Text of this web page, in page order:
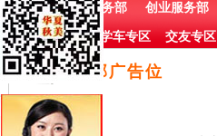
首 页 兼职服务部 创业服务部
社团赞助专栏 学车专区 交友专区
底部广告位